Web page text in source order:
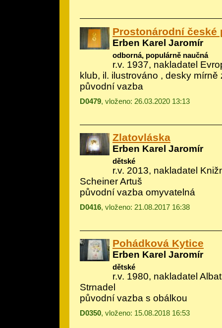
Prostonárodní české
Erben Karel Jaromír
odborná, populárně naučná
r.v. 1937, nakladatel
klub, il. ilustrováno , desky mírně
původní vazba
D0479, vloženo: 26.03.2020 13:13
Zlatovláska
Erben Karel Jaromír
dětské
r.v. 2013, nakladatel
Scheiner Artuš
původní vazba omyvatelná
D0416, vloženo: 21.08.2017 16:38
Pohádková Kytice
Erben Karel Jaromír
dětské
r.v. 1980, nakladatel
Strnadel
původní vazba s obálkou
D0350, vloženo: 15.08.2018 16:53